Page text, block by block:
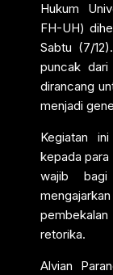
Hukum
FH-UH)
Sabtu (7/
puncak dari
dirancang
menjadi
Kegiatan
kepada para
wajib
retorika.
Alvian